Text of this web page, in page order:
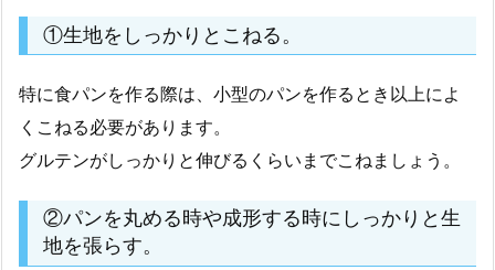
①生地をしっかりとこねる。
特に食パンを作る際は、小型のパンを作るとき以上によ
くこねる必要があります。
グルテンがしっかりと伸びるくらいまでこねましょう。
②パンを丸める時や成形する時にしっかりと生
地を張らす。